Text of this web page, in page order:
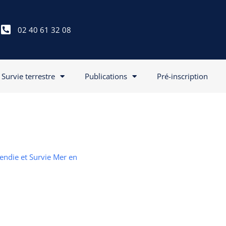
02 40 61 32 08
Survie terrestre Publications Pré-inscription
et Survie Mer en